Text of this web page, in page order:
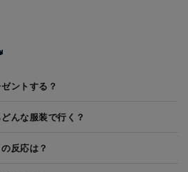
ントする？
んな服装で行く？
反応は？